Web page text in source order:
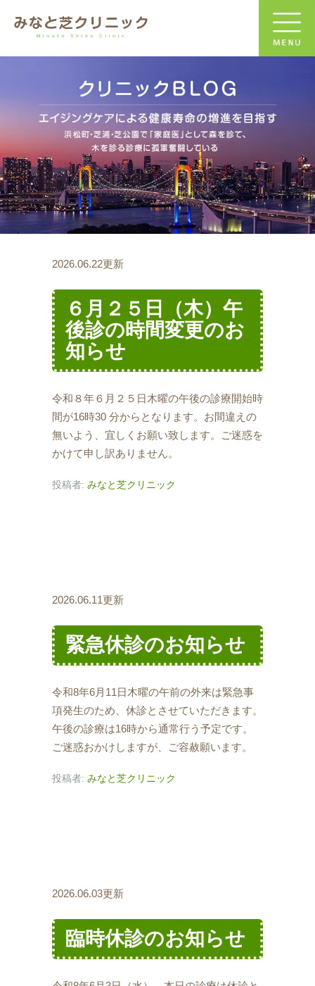
2026.06.22更新
６月２５日（木）午
後診の時間変更のお
知らせ
令和８年６月２５日木曜の午後の診療開始時
間が16時30 分からとなります。お間違えの
無いよう、宜しくお願い致します。ご迷惑を
かけて申し訳ありません。
投稿者: みなと芝クリニック
2026.06.11更新
緊急休診のお知らせ
令和8年6月11日木曜の午前の外来は緊急事
項発生のため、休診とさせていただきます。
午後の診療は16時から通常行う予定です。
ご迷惑おかけしますが、ご容赦願います。
投稿者: みなと芝クリニック
2026.06.03更新
臨時休診のお知らせ